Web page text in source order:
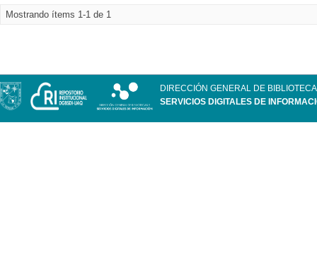
Mostrando ítems 1-1 de 1
DIRECCIÓN GENERAL DE
SERVICIOS DIGITALES DE